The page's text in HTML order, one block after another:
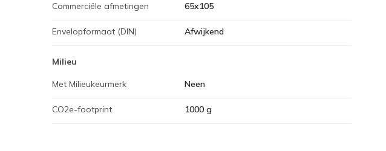
Commerciële afmetingen 65x105
Envelopformaat (DIN) Afwijkend
Milieu
Met Milieukeurmerk Neen
CO2e-footprint 1000 g